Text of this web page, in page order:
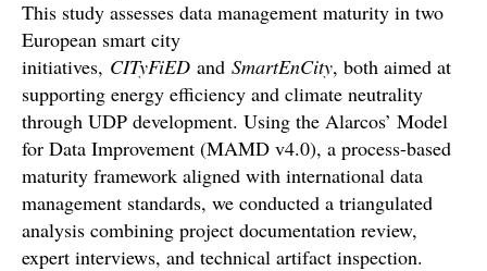
This study assesses data management maturity in two
European smart city
initiatives, CITyFiED and SmartEnCity, both aimed at
supporting energy efficiency and climate neutrality
through UDP development. Using the Alarcos’ Model
for Data Improvement (MAMD v4.0), a process-based
maturity framework aligned with international data
management standards, we conducted a triangulated
analysis combining project documentation review,
expert interviews, and technical artifact inspection.